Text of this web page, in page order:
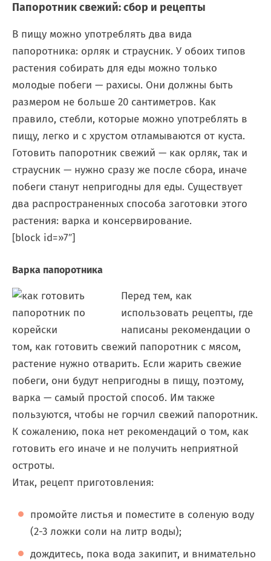
Папоротник свежий: сбор и рецепты
В пищу можно употреблять два вида
папоротника: орляк и страусник. У обоих типов
растения собирать для еды можно только
молодые побеги — рахисы. Они должны быть
размером не больше 20 сантиметров. Как
правило, стебли, которые можно употреблять в
пищу, легко и с хрустом отламываются от куста.
Готовить папоротник свежий — как орляк, так и
страусник — нужно сразу же после сбора, иначе
побеги станут непригодны для еды. Существует
два распространенных способа заготовки этого
растения: варка и консервирование.
[block id=»7″]
Варка папоротника
Перед тем, как
использовать рецепты, где
написаны рекомендации о
том, как готовить свежий папоротник с мясом,
растение нужно отварить. Если жарить свежие
побеги, они будут непригодны в пищу, поэтому,
варка — самый простой способ. Им также
пользуются, чтобы не горчил свежий папоротник.
К сожалению, пока нет рекомендаций о том, как
готовить его иначе и не получить неприятной
остроты.
Итак, рецепт приготовления:
промойте листья и поместите в соленую воду
(2-3 ложки соли на литр воды);
дождитесь, пока вода закипит, и внимательно